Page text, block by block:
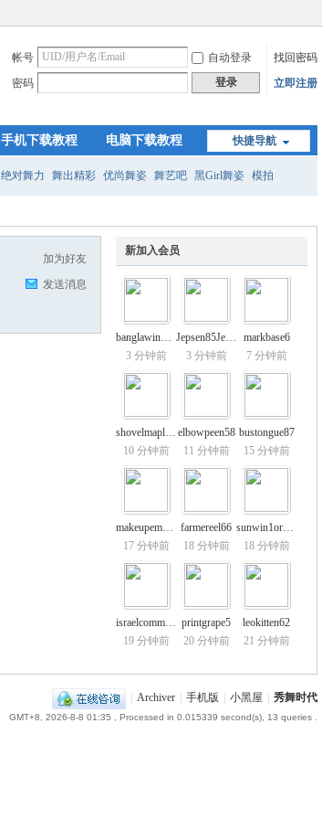
帐号 自动登录
找回密码
密码
登录 立即注册
快捷导航
手机下载教程 电脑下载教程
绝对舞力 舞出精彩 优尚舞姿 舞艺吧 黑Girl舞姿 模拍
新加入会员
banglawin88io
3 分钟前
Jepsen85Jepse
3 分钟前
markbase6
7 分钟前
shovelmaple22
10 分钟前
elbowpeen58
11 分钟前
bustongue87
15 分钟前
makeupemery69
17 分钟前
farmereel66
18 分钟前
sunwin1org01
18 分钟前
israelcomma75
19 分钟前
printgrape5
20 分钟前
leokitten62
21 分钟前
加为好友
发送消息
Archiver 手机版 小黑屋 秀舞时代
GMT+8, 2026-8-8 01:35 , Processed in 0.015339 second(s), 13 queries .